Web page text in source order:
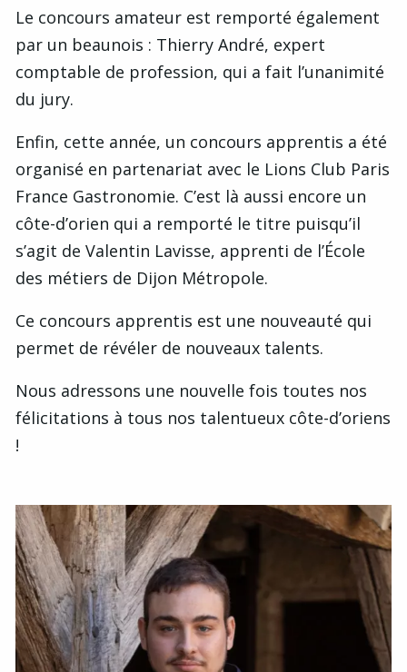
Le concours amateur est remporté également
par un beaunois : Thierry André, expert
comptable de profession, qui a fait l’unanimité
du jury.
Enfin, cette année, un concours apprentis a été
organisé en partenariat avec le Lions Club Paris
France Gastronomie. C’est là aussi encore un
côte-d’orien qui a remporté le titre puisqu’il
s’agit de Valentin Lavisse, apprenti de l’École
des métiers de Dijon Métropole.
Ce concours apprentis est une nouveauté qui
permet de révéler de nouveaux talents.
Nous adressons une nouvelle fois toutes nos
félicitations à tous nos talentueux côte-d’oriens
!